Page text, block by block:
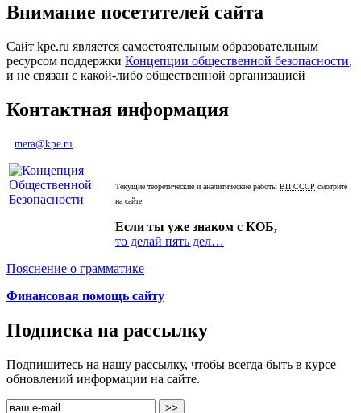
Внимание посетителей сайта
Сайт kpe.ru является самостоятельным образовательным
ресурсом поддержки Концепции общественной безопасности,
и не связан с какой-либо общественной организацией
Контактная информация
mera@kpe.ru
Текущие теоретические и аналитические работы ВП СССР смотрите
на сайте
Если ты уже знаком с КОБ,
то делай пять дел…
Пояснение о грамматике
Финансовая помощь сайту
Подписка на рассылку
Подпишитесь на нашу рассылку, чтобы всегда быть в курсе
обновлений информации на сайте.